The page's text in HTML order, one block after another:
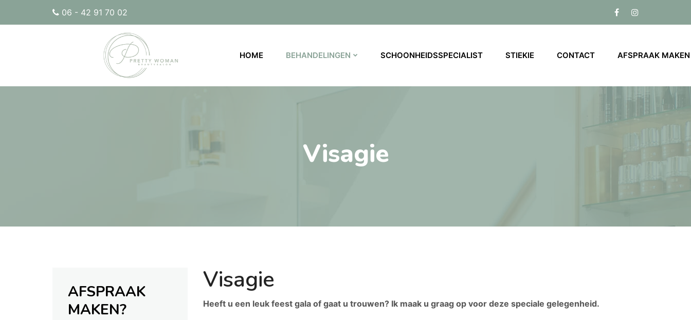
06 - 42 91 70 02
HOME BEHANDELINGEN SCHOONHEIDSSPECIALIST STIEKIE CONTACT AFSPRAAK MAKEN
Visagie
AFSPRAAK
MAKEN?
Visagie
Heeft u een leuk feest gala of gaat u trouwen? Ik maak u graag op voor deze speciale gelegenheid.